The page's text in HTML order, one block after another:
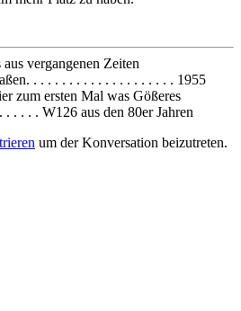
vergangenen Zeiten
. . . . . . . . . . . . . . . . . . . . 1955
zum ersten Mal was Gößeres
. . . . . W126 aus den 80er Jahren
um der Konversation beizutreten.